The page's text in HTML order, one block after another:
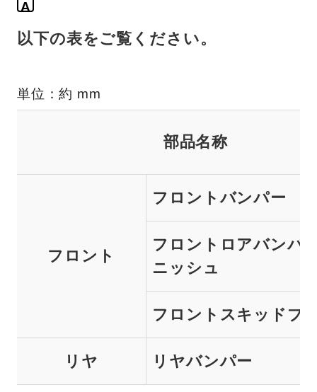
A
以下の表をご覧ください。
単位：約 mm
部品名称
フロント
フロントバンパー
フロントロアバンパ
ニッシュ
フロントスキッドプ
リヤ リヤバンパー